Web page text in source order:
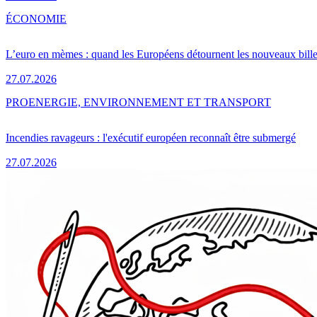
L’euro en mèmes : quand les Européens détournent les nouveaux
27.07.2026
ÉCONOMIE
Incendies ravageurs : l'exécutif européen reconnaît être submergé
27.07.2026
PROENERGIE, ENVIRONNEMENT ET TRANSPORT